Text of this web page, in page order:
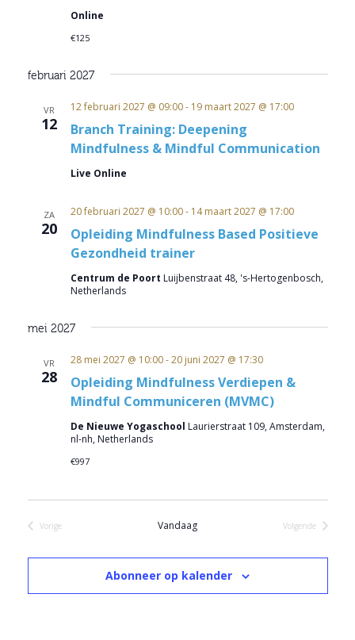
Online
€125
februari 2027
VR
12
Branch Training: Deepening
Mindfulness & Mindful Communication
12 februari 2027 @ 09:00- 19 maart 2027 @ 17:00
Live Online
ZA
20
Opleiding Mindfulness Based Positieve
Gezondheid trainer
20 februari 2027 @ 10:00- 14 maart 2027 @ 17:00
Centrum de Poort Luijbenstraat 48, 's-Hertogenbosch,
Netherlands
mei 2027
VR
28
Opleiding Mindfulness Verdiepen &
Mindful Communiceren (MVMC)
28 mei 2027 @ 10:00-20 juni 2027 @ 17:30
De Nieuwe Yogaschool Laurierstraat 109, Amsterdam,
nl-nh, Netherlands
€997
Vorige
Evenementen
Vandaag
Volgende
Abonneer op kalender